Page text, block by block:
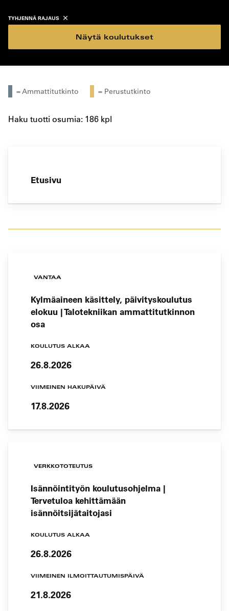
TYHJENNÄ RAJAUS
Näytä koulutukset
= Ammattitutkinto = Perustutkinto
Haku tuotti osumia: 186 kpl
Etusivu
VANTAA
Kylmäaineen käsittely, päivityskoulutus
elokuu | Talotekniikan ammattitutkinnon
osa
KOULUTUS ALKAA
26.8.2026
VIIMEINEN HAKUPÄIVÄ
17.8.2026
VERKKOTOTEUTUS
Isännöintityön koulutusohjelma |
Tervetuloa kehittämään
isännöitsijätaitojasi
KOULUTUS ALKAA
26.8.2026
VIIMEINEN ILMOITTAUTUMISPÄIVÄ
21.8.2026